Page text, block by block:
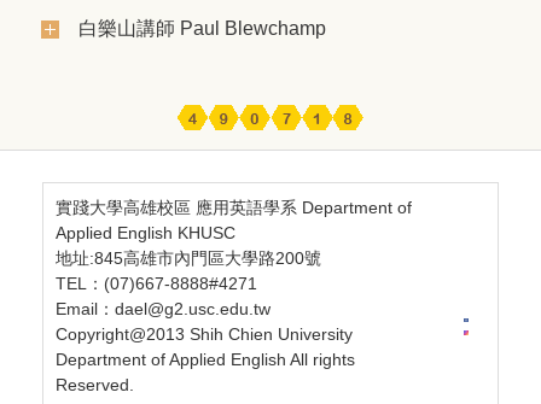
白樂山講師 Paul Blewchamp
實踐大學高雄校區 應用英語學系 Department of
Applied English KHUSC
地址:845高雄市內門區大學路200號
TEL：(07)667-8888#4271
Email：dael@g2.usc.edu.tw
Copyright@2013 Shih Chien University
Department of Applied English All rights
Reserved.